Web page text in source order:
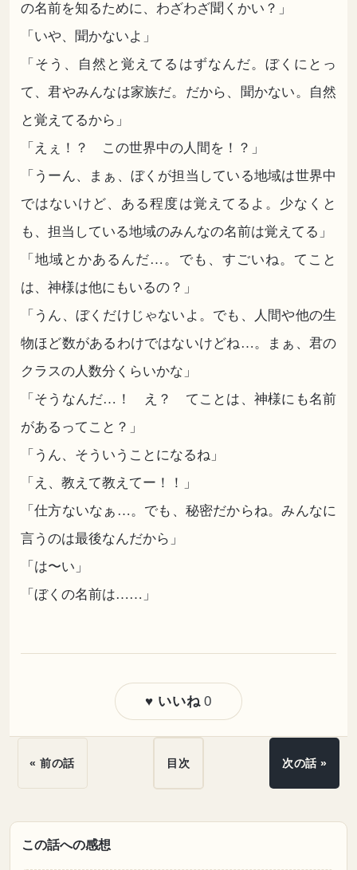
の名前を知るために、わざわざ聞くかい？」
「いや、聞かないよ」
「そう、自然と覚えてるはずなんだ。ぼくにとっ
て、君やみんなは家族だ。だから、聞かない。自然
と覚えてるから」
「えぇ！？ この世界中の人間を！？」
「うーん、まぁ、ぼくが担当している地域は世界中
ではないけど、ある程度は覚えてるよ。少なくと
も、担当している地域のみんなの名前は覚えてる」
「地域とかあるんだ…。でも、すごいね。てこと
は、神様は他にもいるの？」
「うん、ぼくだけじゃないよ。でも、人間や他の生
物ほど数があるわけではないけどね…。まぁ、君の
クラスの人数分くらいかな」
「そうなんだ…！ え？ てことは、神様にも名前
があるってこと？」
「うん、そういうことになるね」
「え、教えて教えてー！！」
「仕方ないなぁ…。でも、秘密だからね。みんなに
言うのは最後なんだから」
「は〜い」
「ぼくの名前は……」
♥ いいね 0
« 前の話 目次 次の話 »
この話への感想